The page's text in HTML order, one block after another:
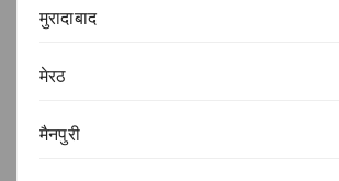
मुरादाबाद
मेरठ
मैनपुरी